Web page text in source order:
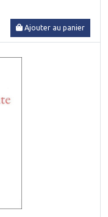
Ajouter au panier